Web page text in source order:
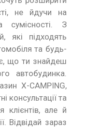
не йдучи на
сумісності. З
які підходять
та будь-
що ти знайдеш
автобудинка.
X-CAMPING,
консультації та
клієнтів, але й
Відвідай зараз